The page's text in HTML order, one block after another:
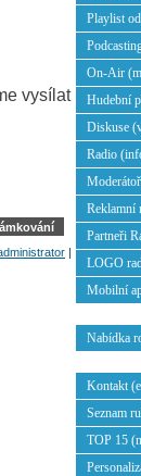
vysílat
|
Playlist
On-Air
Hudební
Diskuse
Radio
Reklamní
Partneři
LOGO
Mobilní
Nabídka
Kontakt
Seznam
TOP 15